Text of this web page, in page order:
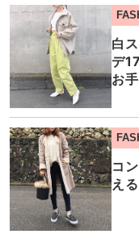
白
デ
お
コ
え